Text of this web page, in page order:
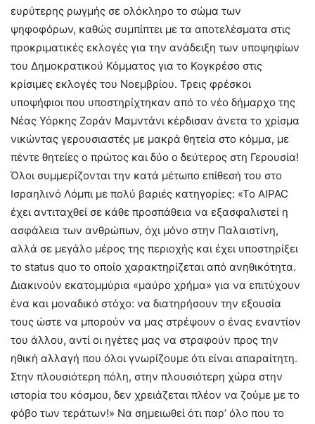
ευρύτερης ρωγμής σε ολόκληρο το σώμα των
ψηφοφόρων, καθώς συμπίπτει με τα αποτελέσματα στις
προκριματικές εκλογές για την ανάδειξη των υποψηφίων
του Δημοκρατικού Κόμματος για το Κογκρέσο στις
κρίσιμες εκλογές του Νοεμβρίου. Τρεις φρέσκοι
υποψήφιοι που υποστηρίχτηκαν από το νέο δήμαρχο της
Νέας Υόρκης Ζοράν Μαμντάνι κέρδισαν άνετα το χρίσμα
νικώντας γερουσιαστές με μακρά θητεία στο κόμμα, με
πέντε θητείες ο πρώτος και δύο ο δεύτερος στη Γερουσία!
Όλοι συμμερίζονται την κατά μέτωπο επίθεσή του στο
Ισραηλινό Λόμπι με πολύ βαριές κατηγορίες: «Το AIPAC
έχει αντιταχθεί σε κάθε προσπάθεια να εξασφαλιστεί η
ασφάλεια των ανθρώπων, όχι μόνο στην Παλαιστίνη,
αλλά σε μεγάλο μέρος της περιοχής και έχει υποστηρίξει
το status quo το οποίο χαρακτηρίζεται από ανηθικότητα.
Διακινούν εκατομμύρια «μαύρο χρήμα» για να επιτύχουν
ένα και μοναδικό στόχο: να διατηρήσουν την εξουσία
τους ώστε να μπορούν να μας στρέψουν ο ένας εναντίον
του άλλου, αντί οι ηγέτες μας να στραφούν προς την
ηθική αλλαγή που όλοι γνωρίζουμε ότι είναι απαραίτητη.
Στην πλουσιότερη πόλη, στην πλουσιότερη χώρα στην
ιστορία του κόσμου, δεν χρειάζεται πλέον να ζούμε με το
φόβο των τεράτων!» Να σημειωθεί ότι παρ’ όλο που το